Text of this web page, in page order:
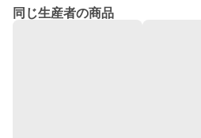
同じ生産者の商品